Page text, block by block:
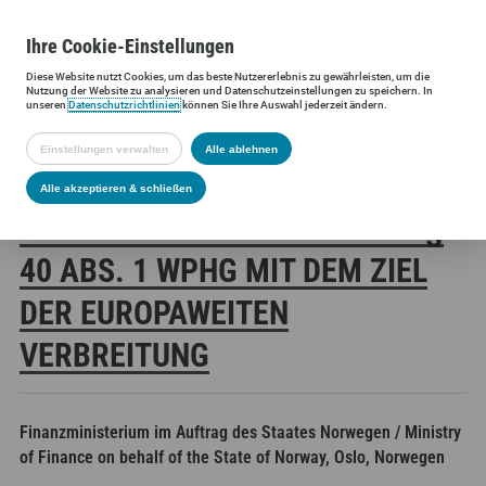
Siltronic AG Investoren Finanzmeldungen
SILTRONIC AG:
0 ABS. 1 WPHG MIT DEM ZIEL D
ER EUROPAWEITEN V
ERBREITUNG
Finanzministerium im Auftrag des Staates Norwegen / Ministry
of Finance on behalf of the State of Norway, Oslo, Norwegen
IhreCookie-Einstellungen
DieseWebsitenutzt Cookies, um das beste Nutzererlebnis zu gewährleisten, um die
Nutzung derWebsitezu analysieren und Datenschutzeinstellungen zu speichern. In
unserenDatenschutzrichtlinienkönnen Sie Ihre Auswahl jederzeit ändern.
Einstellungen verwalten Alle ablehnen
Alle akzeptieren & schließen